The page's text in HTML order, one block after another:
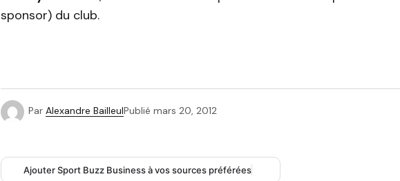
sponsor) du club.
Par Alexandre BailleulPublié mars 20, 2012
Ajouter Sport Buzz Business à vos sources préférées